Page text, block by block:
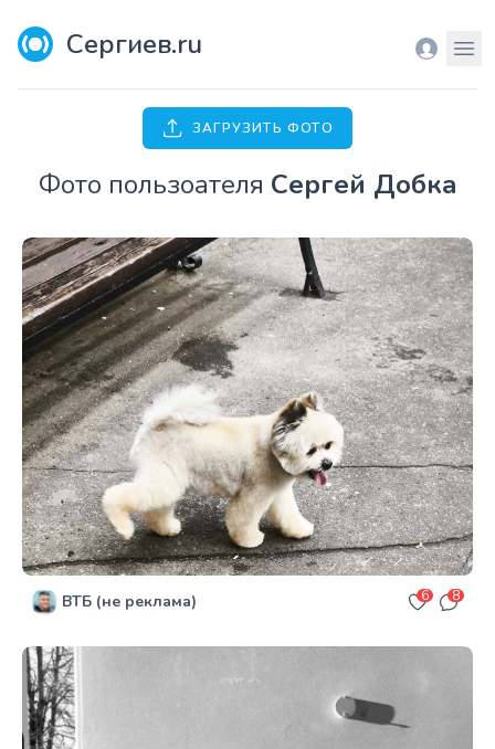
Сергиев.ru Вход
ЗАГРУЗИТЬ ФОТО
Фото пользоателя Сергей Добка
ВТБ (не реклама) 6 8